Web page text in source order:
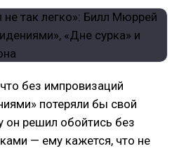
без импровизаций
потеряли бы свой
решил обойтись без
— ему кажется, что не